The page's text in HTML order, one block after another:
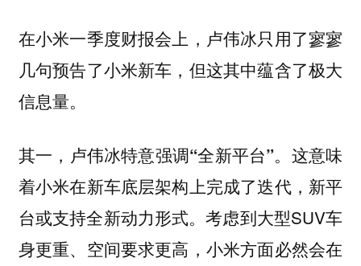
在小米一季度财报会上，卢伟冰只用了寥寥
几句预告了小米新车，但这其中蕴含了极大
信息量。
其一，卢伟冰特意强调“全新平台”。 这意味
着小米在新车底层架构上完成了迭代，新平
台或支持全新动力形式。考虑到大型SUV车
身更重、空间要求更高，小米方面必然会在